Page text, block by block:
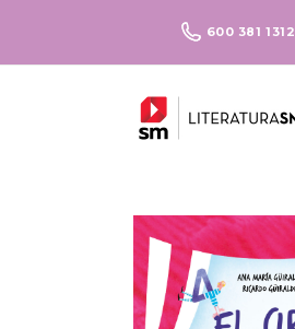
600 381 1312